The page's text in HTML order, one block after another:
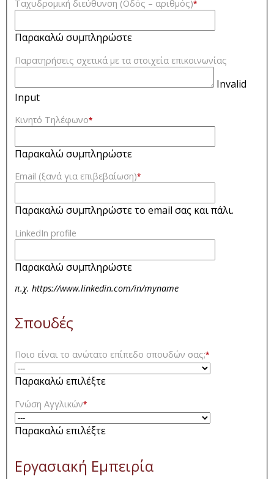
Ταχυδρομική διεύθυνση (Οδός – αριθμός)*
Παρακαλώ συμπληρώστε
Παρατηρήσεις σχετικά με τα στοιχεία επικοινωνίας
Invalid
Input
Κινητό Τηλέφωνο*
Παρακαλώ συμπληρώστε
Email (ξανά για επιβεβαίωση)*
Παρακαλώ συμπληρώστε το email σας και πάλι.
LinkedIn profile
Παρακαλώ συμπληρώστε
π.χ. https://www.linkedin.com/in/myname
Σπουδές
Ποιο είναι το ανώτατο επίπεδο σπουδών σας;*
Παρακαλώ επιλέξτε
Γνώση Αγγλικών*
Παρακαλώ επιλέξτε
Εργασιακή Εμπειρία